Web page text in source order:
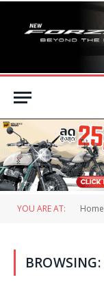
YOU ARE AT: Home
BROWSING: